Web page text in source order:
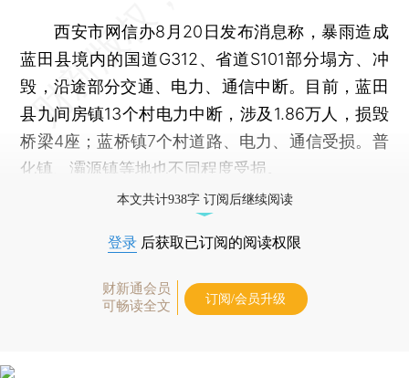
西安市网信办8月20日发布消息称，暴雨造成
蓝田县境内的国道G312、省道S101部分塌方、冲
毁，沿途部分交通、电力、通信中断。目前，蓝田
县九间房镇13个村电力中断，涉及1.86万人，损毁
桥梁4座；蓝桥镇7个村道路、电力、通信受损。普
化镇、灞源镇等地也不同程度受损。
本文共计938字 订阅后继续阅读
登录 后获取已订阅的阅读权限
财新通会员
可畅读全文
订阅/会员升级